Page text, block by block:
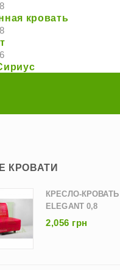
кровать
КРОВАТИ
КРЕСЛО-КРОВАТЬ
ELEGANT 0,8
2,056 грн